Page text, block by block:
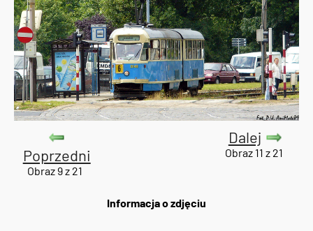
Poprzedni
Obraz 9 z 21
Dalej
Obraz 11 z 21
Informacja o zdjęciu